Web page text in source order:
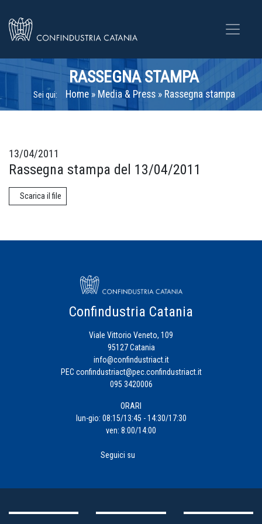
RASSEGNA STAMPA
Sei qui: Home» Media & Press» Rassegna stampa
13/04/2011
Rassegna stampa del 13/04/2011
Scarica il file
Confindustria Catania
Viale Vittorio Veneto, 109
95127 Catania
info@confindustriact.it
PEC confindustriact@pec.confindustriact.it
095 3420006
ORARI
lun-gio: 08:15/13:45 - 14:30/17:30
ven: 8:00/14:00
Seguici su